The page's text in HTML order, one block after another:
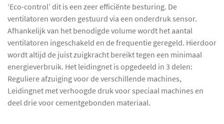
‘Eco-control’ dit is een zeer efficiënte besturing. De
ventilatoren worden gestuurd via een onderdruk sensor.
Afhankelijk van het benodigde volume wordt het aantal
ventilatoren ingeschakeld en de frequentie geregeld. Hierdoor
wordt altijd de juist zuigkracht bereikt tegen een minimaal
energieverbruik. Het leidingnet is opgedeeld in 3 delen:
Reguliere afzuiging voor de verschillende machines,
Leidingnet met verhoogde druk voor speciaal machines en
deel drie voor cementgebonden materiaal.